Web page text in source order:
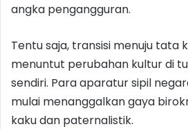
angka pengangguran.
Tentu saja, transisi menuju tata
menuntut perubahan kultur di
sendiri. Para aparatur sipil
mulai menanggalkan gaya
kaku dan paternalistik.